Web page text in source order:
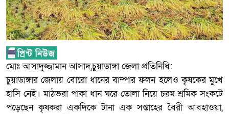
মোঃ আসাদুজ্জামান আসাদ,চুয়াডাঙ্গা জেলা প্রতিনিধি:
চুয়াডাঙ্গার জেলায় বোরো ধানের বাম্পার ফলন হলেও কৃষকের মুখে
হাসি নেই। মাঠভরা পাকা ধান ঘরে তোলা নিয়ে চরম শ্রমিক সংকটে
পড়েছেন কৃষকরা একদিকে টানা এক সপ্তাহের বৈরী আবহাওয়া,